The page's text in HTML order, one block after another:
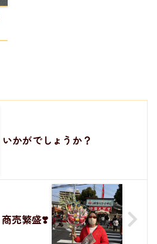
いかがでしょうか？
商売繁盛❣️